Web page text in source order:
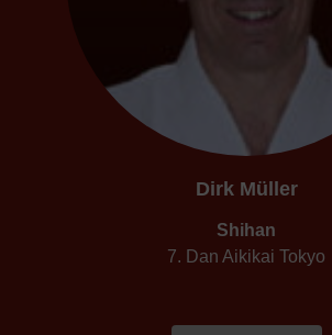
Dirk Müller
Shihan
7. Dan Aikikai Tokyo